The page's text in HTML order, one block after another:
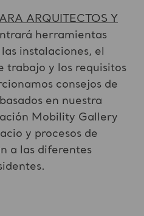
ARQUITECTOS Y
herramientas
instalaciones, el
trabajo y los requisitos
consejos de
en nuestra
Mobility Gallery
y procesos de
a las diferentes